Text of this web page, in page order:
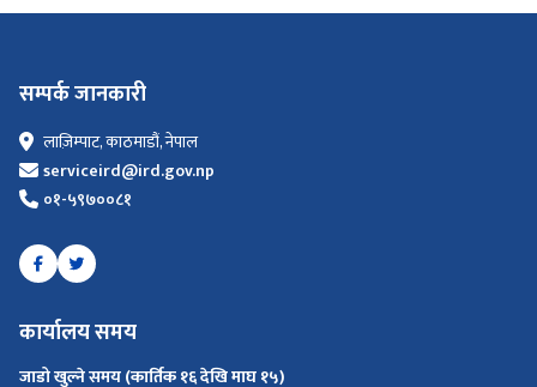
सम्पर्क जानकारी
लाज़िम्पाट, काठमाडौं, नेपाल
serviceird@ird.gov.np
०१-५९७००८१
कार्यालय समय
जाडो खुल्ने समय (कार्तिक १६ देखि माघ १५)